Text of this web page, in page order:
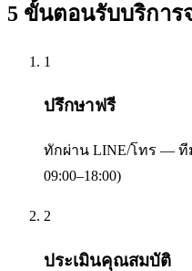
5 ขั้นตอนรับบริการ
1
ปรึกษาฟรี
ทักผ่าน LINE/โทร — ที
09:00–18:00)
2
ประเมินคุณสมบัติ